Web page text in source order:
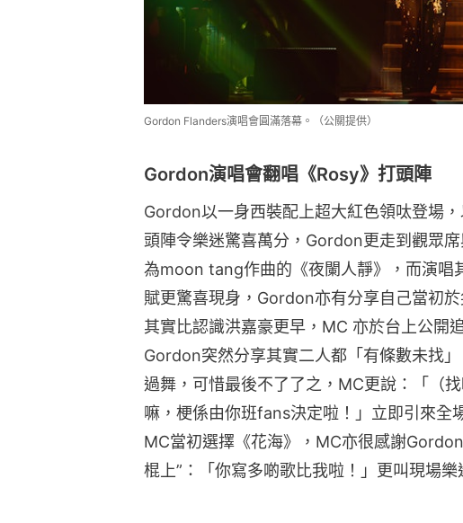
Gordon Flanders演唱會圓滿落幕。（公關提供）
Gordon演唱會翻唱《Rosy》打頭陣
Gordon以一身西裝配上超大紅色領呔登場
頭陣令樂迷驚喜萬分，Gordon更走到觀眾
為moon tang作曲的《夜闌人靜》，而演唱
賦更驚喜現身，Gordon亦有分享自己當初
其實比認識洪嘉豪更早，MC 亦於台上公開
Gordon突然分享其實二人都「有條數未找
過舞，可惜最後不了了之，MC更說：「（
嘛，梗係由你班fans決定啦！」立即引來全
MC當初選擇《花海》，MC亦很感謝
棍上”：「你寫多啲歌比我啦！」更叫現場樂